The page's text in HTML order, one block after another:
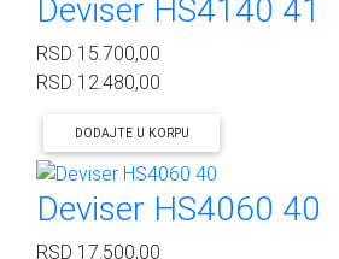
Deviser HS4140 41
RSD 15.700,00
RSD 12.480,00
DODAJTE U KORPU
Deviser HS4060 40
RSD 17.500,00